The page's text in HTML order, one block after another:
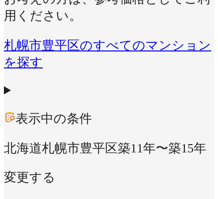
用ください。
札幌市豊平区のすべてのマンション
を探す
表示中の条件
北海道札幌市豊平区築11年〜築15年
変更する